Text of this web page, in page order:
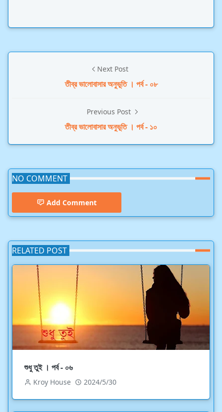
Next Post
তীব্র ভালোবাসার অনুভূতি । পর্ব - ০৮
Previous Post
তীব্র ভালোবাসার অনুভূতি । পর্ব - ১০
NO COMMENT
Add Comment
RELATED POST
শুধু তুই । পর্ব - ০৬
Kroy House 2024/5/30